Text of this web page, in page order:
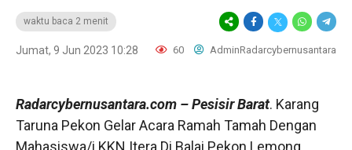
waktu baca 2 menit
Jumat, 9 Jun 2023 10:28 60 AdminRadarcybernusantara
Radarcybernusantara.com – Pesisir Barat. Karang
Taruna Pekon Gelar Acara Ramah Tamah Dengan
Mahasiswa/i KKN Itera Di Balai Pekon Lemong